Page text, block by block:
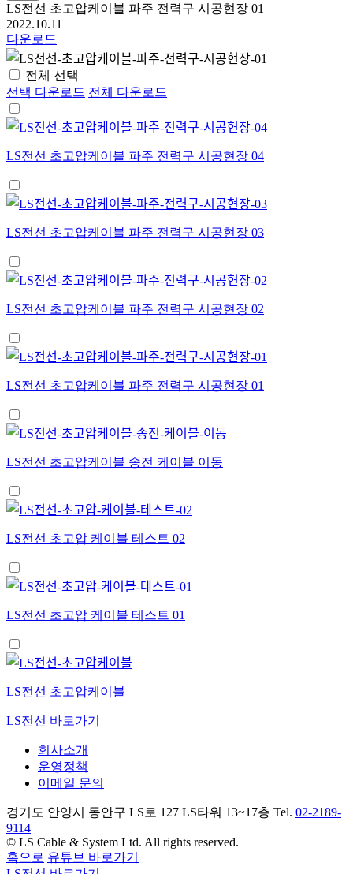
LS전선 초고압케이블 파주 전력구 시공현장 01
2022.10.11
다운로드
전체 선택
선택 다운로드 전체 다운로드
LS전선 초고압케이블 파주 전력구 시공현장 04
LS전선 초고압케이블 파주 전력구 시공현장 03
LS전선 초고압케이블 파주 전력구 시공현장 02
LS전선 초고압케이블 파주 전력구 시공현장 01
LS전선 초고압케이블 송전 케이블 이동
LS전선 초고압 케이블 테스트 02
LS전선 초고압 케이블 테스트 01
LS전선 초고압케이블
LS전선 바로가기
회사소개
운영정책
이메일 문의
경기도 안양시 동안구 LS로 127 LS타워 13~17층 Tel. 02-2189-
9114
© LS Cable & System Ltd. All rights reserved.
홈으로 유튜브 바로가기